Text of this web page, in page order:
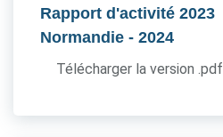
Rapport d'activité 2023
Normandie - 2024
Télécharger la version .pdf